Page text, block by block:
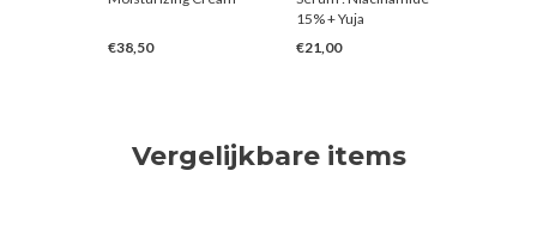
€38,50
15% + Yuja
€21,00
Vergelijkbare items